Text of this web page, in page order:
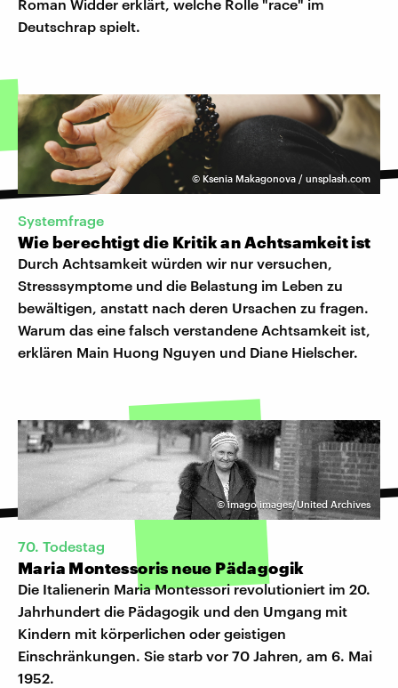
Roman Widder erklärt, welche Rolle "race" im
Deutschrap spielt.
© Ksenia Makagonova / unsplash.com
Systemfrage
Wie berechtigt die Kritik an Achtsamkeit ist
Durch Achtsamkeit würden wir nur versuchen,
Stresssymptome und die Belastung im Leben zu
bewältigen, anstatt nach deren Ursachen zu fragen.
Warum das eine falsch verstandene Achtsamkeit ist,
erklären Main Huong Nguyen und Diane Hielscher.
©imago images/United Archives
70. Todestag
Maria Montessoris neue Pädagogik
Die Italienerin Maria Montessori revolutioniert im 20.
Jahrhundert die Pädagogik und den Umgang mit
Kindern mit körperlichen oder geistigen
Einschränkungen. Sie starb vor 70 Jahren, am 6. Mai
1952.